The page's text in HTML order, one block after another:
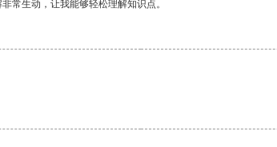
常生动，让我能够轻松理解知识点。